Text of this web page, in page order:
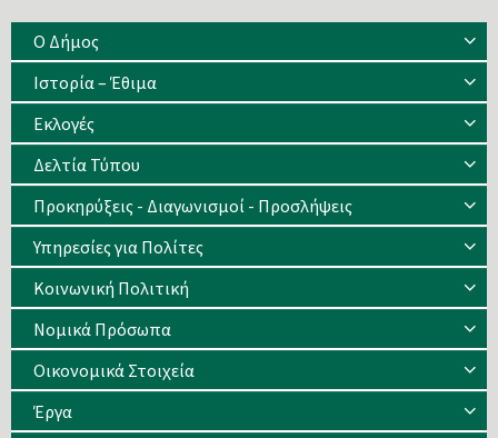
Ο Δήμος
Ιστορία – Έθιμα
Eκλογές
Δελτία Τύπου
Προκηρύξεις - Διαγωνισμοί - Προσλήψεις
Υπηρεσίες για Πολίτες
Κοινωνική Πολιτική
Νομικά Πρόσωπα
Οικονομικά Στοιχεία
Έργα